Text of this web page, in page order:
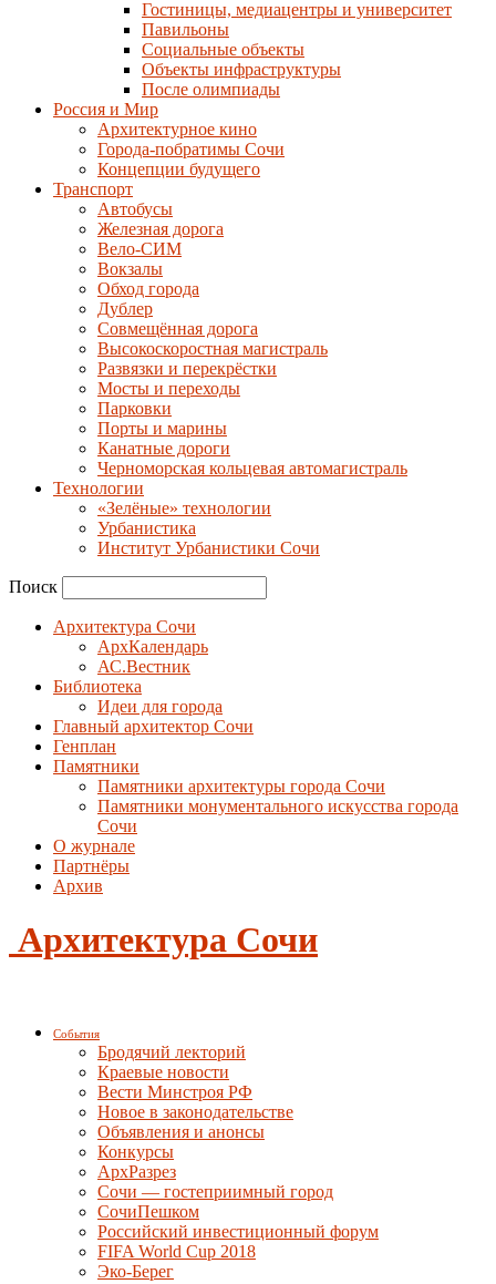
Гостиницы, медиацентры и университет
Павильоны
Социальные объекты
Объекты инфраструктуры
После олимпиады
Россия и Мир
Архитектурное кино
Города-побратимы Сочи
Концепции будущего
Транспорт
Автобусы
Железная дорога
Вело-СИМ
Вокзалы
Обход города
Дублер
Совмещённая дорога
Высокоскоростная магистраль
Развязки и перекрёстки
Мосты и переходы
Парковки
Порты и марины
Канатные дороги
Черноморская кольцевая автомагистраль
Технологии
«Зелёные» технологии
Урбанистика
Институт Урбанистики Сочи
Поиск
Архитектура Сочи
АрхКалендарь
АС.Вестник
Библиотека
Идеи для города
Главный архитектор Сочи
Генплан
Памятники
Памятники архитектуры города Сочи
Памятники монументального искусства города
Сочи
О журнале
Партнёры
Архив
Архитектура Сочи
События
Бродячий лекторий
Краевые новости
Вести Минстроя РФ
Новое в законодательстве
Объявления и анонсы
Конкурсы
АрхРазрез
Сочи — гостеприимный город
СочиПешком
Российский инвестиционный форум
FIFA World Cup 2018
Эко-Берег